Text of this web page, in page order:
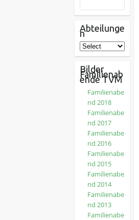
Abteilunge
n
Bilder
Familienab
ende TVM
Familienabe
nd 2018
Familienabe
nd 2017
Familienabe
nd 2016
Familienabe
nd 2015
Familienabe
nd 2014
Familienabe
nd 2013
Familienabe